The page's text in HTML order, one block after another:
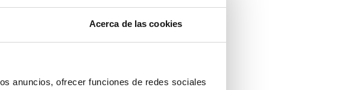
Acerca de las cookies
anuncios, ofrecer funciones de redes sociales